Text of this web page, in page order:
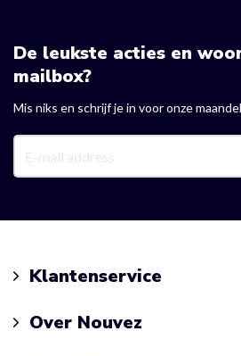
De leukste acties en
mailbox?
Mis niks en schrijf je in voor onze
Klantenservice
Over Nouvez